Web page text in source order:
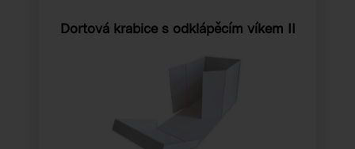
Dortová krabice s odklápěcím víkem II